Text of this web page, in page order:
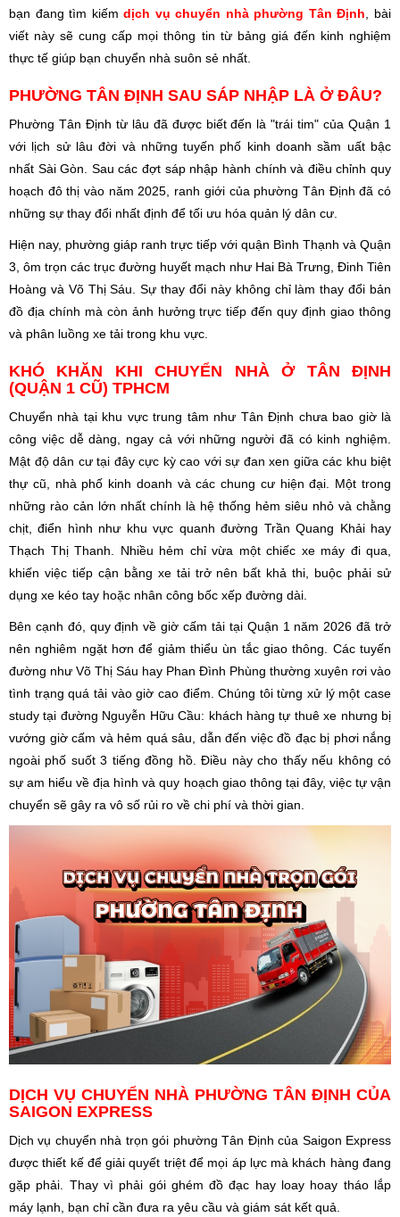
bạn đang tìm kiếmdịch vụ chuyển nhà phường Tân Định, bài
viết này sẽ cung cấp mọi thông tin từ bảng giá đến kinh nghiệm
thực tế giúp bạn chuyển nhà suôn sẻ nhất.
PHƯỜNG TÂN ĐỊNH SAU SÁP NHẬP LÀ Ở ĐÂU?
Phường Tân Định từ lâu đã được biết đến là "trái tim" của Quận 1
với lịch sử lâu đời và những tuyến phố kinh doanh sầm uất bậc
nhất Sài Gòn. Sau các đợt sáp nhập hành chính và điều chỉnh quy
hoạch đô thị vào năm 2025, ranh giới của phường Tân Định đã có
những sự thay đổi nhất định để tối ưu hóa quản lý dân cư.
Hiện nay, phường giáp ranh trực tiếp với quận Bình Thạnh và Quận
3, ôm trọn các trục đường huyết mạch như Hai Bà Trưng, Đinh Tiên
Hoàng và Võ Thị Sáu. Sự thay đổi này không chỉ làm thay đổi bản
đồ địa chính mà còn ảnh hưởng trực tiếp đến quy định giao thông
và phân luồng xe tải trong khu vực.
KHÓ KHĂN KHI CHUYỂN NHÀ Ở TÂN ĐỊNH
(QUẬN 1 CŨ) TPHCM
Chuyển nhà tại khu vực trung tâm như Tân Định chưa bao giờ là
công việc dễ dàng, ngay cả với những người đã có kinh nghiệm.
Mật độ dân cư tại đây cực kỳ cao với sự đan xen giữa các khu biệt
thự cũ, nhà phố kinh doanh và các chung cư hiện đại. Một trong
những rào cản lớn nhất chính là hệ thống hẻm siêu nhỏ và chằng
chịt, điển hình như khu vực quanh đường Trần Quang Khải hay
Thạch Thị Thanh. Nhiều hẻm chỉ vừa một chiếc xe máy đi qua,
khiến việc tiếp cận bằng xe tải trở nên bất khả thi, buộc phải sử
dụng xe kéo tay hoặc nhân công bốc xếp đường dài.
Bên cạnh đó, quy định về giờ cấm tải tại Quận 1 năm 2026 đã trở
nên nghiêm ngặt hơn để giảm thiểu ùn tắc giao thông. Các tuyến
đường như Võ Thị Sáu hay Phan Đình Phùng thường xuyên rơi vào
tình trạng quá tải vào giờ cao điểm. Chúng tôi từng xử lý một case
study tại đường Nguyễn Hữu Cầu: khách hàng tự thuê xe nhưng bị
vướng giờ cấm và hẻm quá sâu, dẫn đến việc đồ đạc bị phơi nắng
ngoài phố suốt 3 tiếng đồng hồ. Điều này cho thấy nếu không có
sự am hiểu về địa hình và quy hoạch giao thông tại đây, việc tự vận
chuyển sẽ gây ra vô số rủi ro về chi phí và thời gian.
DỊCH VỤ CHUYỂN NHÀ PHƯỜNG TÂN ĐỊNH CỦA
SAIGON EXPRESS
Dịch vụ chuyển nhà trọn gói phường Tân Định của Saigon Express
được thiết kế để giải quyết triệt để mọi áp lực mà khách hàng đang
gặp phải. Thay vì phải gói ghém đồ đạc hay loay hoay tháo lắp
máy lạnh, bạn chỉ cần đưa ra yêu cầu và giám sát kết quả.